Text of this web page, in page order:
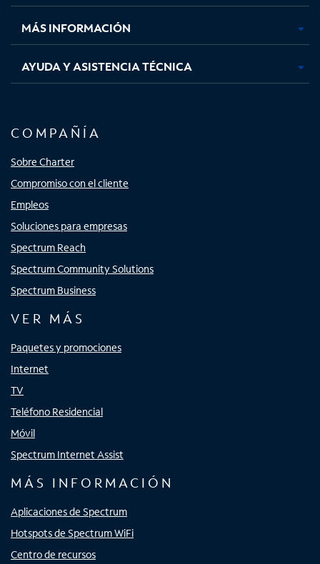
nuevanuevanuevanueva
MÁS INFORMACIÓN
AYUDA Y ASISTENCIA TÉCNICA
COMPAÑÍA
Sobre Charter
Compromiso con el cliente
Empleos
Soluciones para empresas
Spectrum Reach
Spectrum Community Solutions
Spectrum Business
VER MÁS
Paquetes y promociones
Internet
TV
Teléfono Residencial
Móvil
Spectrum Internet Assist
MÁS INFORMACIÓN
Aplicaciones de Spectrum
Hotspots de Spectrum WiFi
Centro de recursos